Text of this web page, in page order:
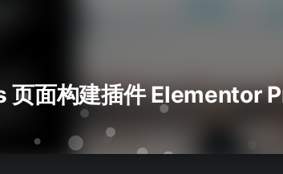
页面构建插件 Elementor